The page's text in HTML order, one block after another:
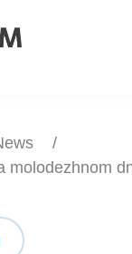
molodezhnom